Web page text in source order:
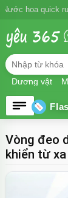
Ngăn xuất tinh
Dương vật
Vòng đeo
khiển từ xa